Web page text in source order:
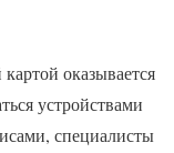
оказывается
устройствами
специалисты